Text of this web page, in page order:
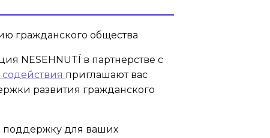
гражданского общества
NESEHNUTÍ в партнерстве с
приглашают вас
развития гражданского
поддержку для ваших